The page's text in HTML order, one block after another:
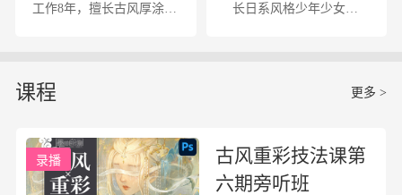
工作8年，擅长古风厚涂插
长日系风格少年少女绘
课程 更多 >
录播
古风重彩技法课第
六期旁听班